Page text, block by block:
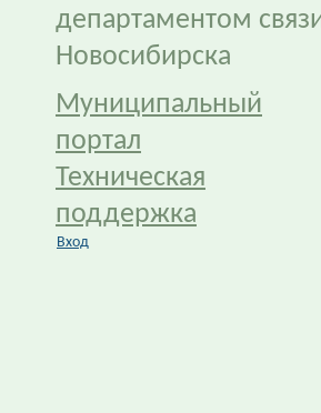
департаментом
Новосибирска
Муниципальный
портал
Техническая
поддержка
Вход